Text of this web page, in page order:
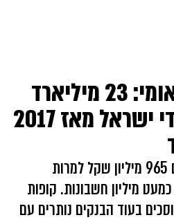
דוח הביטוח הלאומי: 23 מיליארד
שקל נחסכו לילדי ישראל מאז 2017
הראל מובילה ברווחים עם 965 מיליון שקל למרות
מיליון חשבונות. קופות
80% מהחוסכים בעוד הבנקים נותרים עם